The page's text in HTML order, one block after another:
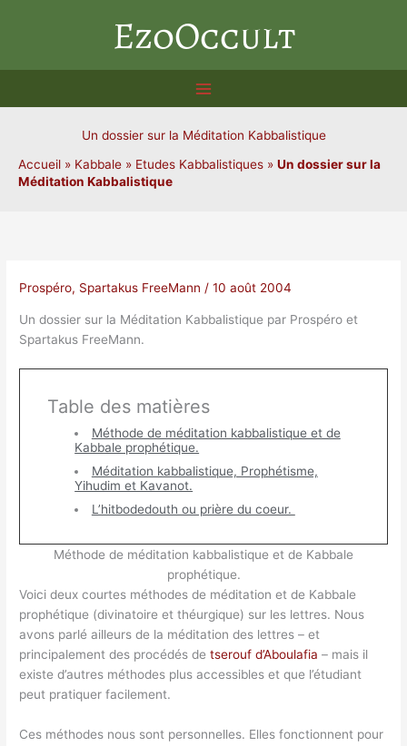
EzoOccult
Un dossier sur la Méditation Kabbalistique
Accueil » Kabbale » Etudes Kabbalistiques » Un dossier sur la
Méditation Kabbalistique
Prospéro, Spartakus FreeMann /10 août 2004
Un dossier sur la Méditation Kabbalistique par Prospéro et
Spartakus FreeMann.
Table des matières
Méthode de méditation kabbalistique et de
Kabbale prophétique.
Méditation kabbalistique, Prophétisme,
Yihudim et Kavanot.
L’hitbodedouth ou prière du coeur.
Méthode de méditation kabbalistique et de Kabbale
prophétique.
Voici deux courtes méthodes de méditation et de Kabbale
prophétique (divinatoire et théurgique) sur les lettres. Nous
avons parlé ailleurs de la méditation des lettres – et
principalement des procédés detserouf d’Aboulafia – mais il
existe d’autres méthodes plus accessibles et que l’étudiant
peut pratiquer facilement.
Ces méthodes nous sont personnelles. Elles fonctionnent pour